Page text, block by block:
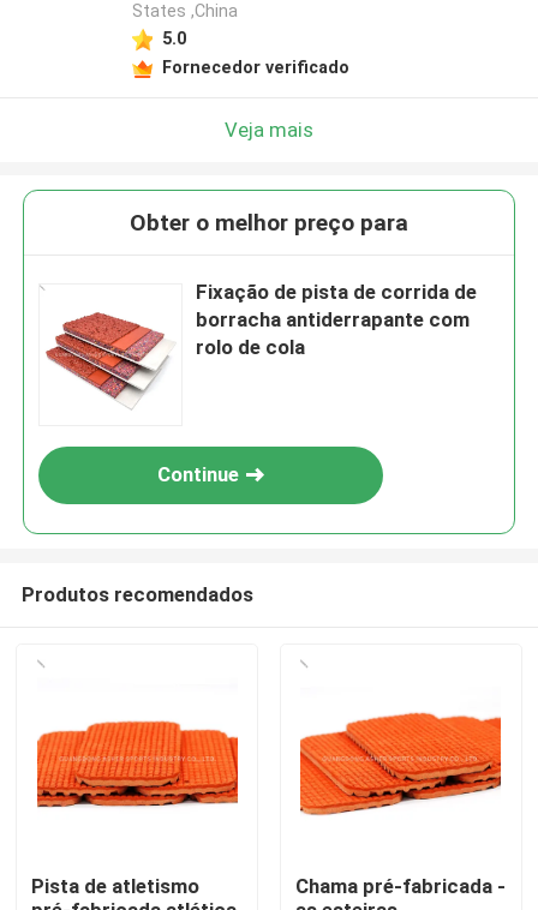
States ,China
5.0
Fornecedor verificado
Veja mais
Obter o melhor preço para
Fixação de pista de corrida de
borracha antiderrapante com
rolo de cola
Continue
Produtos recomendados
Pista de atletismo
Chama pré-fabricada -